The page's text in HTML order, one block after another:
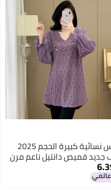
ملابس نسائية كبيرة الحجم 2025
جديد قميص دانتيل ناعم مرن
نحيف متعدد الاستخدامات